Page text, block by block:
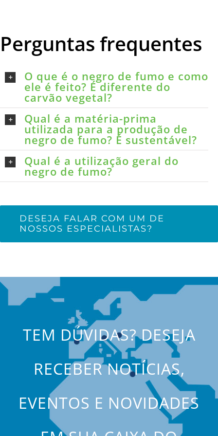
Perguntas frequentes
O que é o negro de fumo e como
ele é feito? É diferente do
carvão vegetal?
Qual é a matéria-prima
utilizada para a produção de
negro de fumo? É sustentável?
Qual é a utilização geral do
negro de fumo?
DESEJA FALAR COM UM DE
NOSSOS ESPECIALISTAS?
TEM DÚVIDAS? DESEJA
RECEBER NOTÍCIAS,
EVENTOS E NOVIDADES